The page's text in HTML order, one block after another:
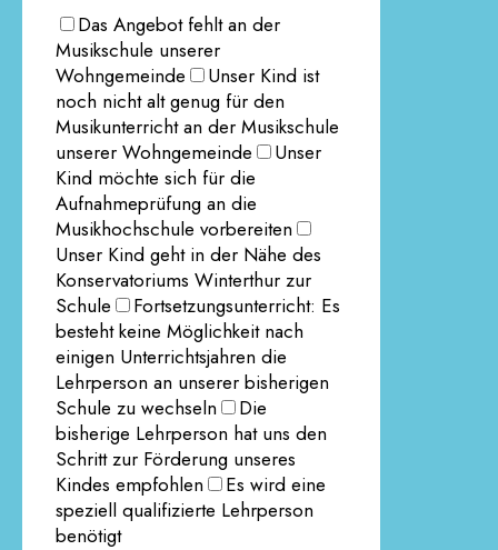
Das Angebot fehlt an der
Musikschule unserer
Wohngemeinde
Unser Kind ist
noch nicht alt genug für den
Musikunterricht an der Musikschule
unserer Wohngemeinde
Unser
Kind möchte sich für die
Aufnahmeprüfung an die
Musikhochschule vorbereiten
Unser Kind geht in der Nähe des
Konservatoriums Winterthur zur
Schule
Fortsetzungsunterricht: Es
besteht keine Möglichkeit nach
einigen Unterrichtsjahren die
Lehrperson an unserer bisherigen
Schule zu wechseln
Die
bisherige Lehrperson hat uns den
Schritt zur Förderung unseres
Kindes empfohlen
Es wird eine
speziell qualifizierte Lehrperson
benötigt